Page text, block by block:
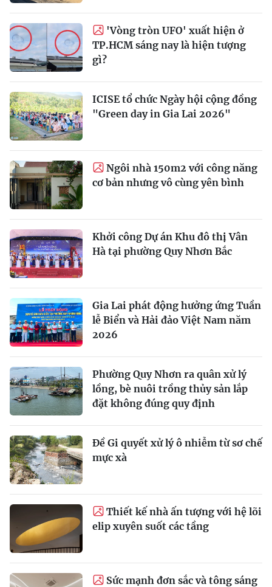
'Vòng tròn UFO' xuất hiện ở
TP.HCM sáng nay là hiện tượng
gì?
ICISE tổ chức Ngày hội cộng đồng
"Green day in Gia Lai 2026"
Ngôi nhà 150m2 với công năng
cơ bản nhưng vô cùng yên bình
Khởi công Dự án Khu đô thị Vân
Hà tại phường Quy Nhơn Bắc
Gia Lai phát động hưởng ứng Tuần
lễ Biển và Hải đảo Việt Nam năm
2026
Phường Quy Nhơn ra quân xử lý
lồng, bè nuôi trồng thủy sản lắp
đặt không đúng quy định
Đề Gi quyết xử lý ô nhiễm từ sơ chế
mực xà
Thiết kế nhà ấn tượng với hệ lõi
elip xuyên suốt các tầng
Sức mạnh đơn sắc và tông sáng